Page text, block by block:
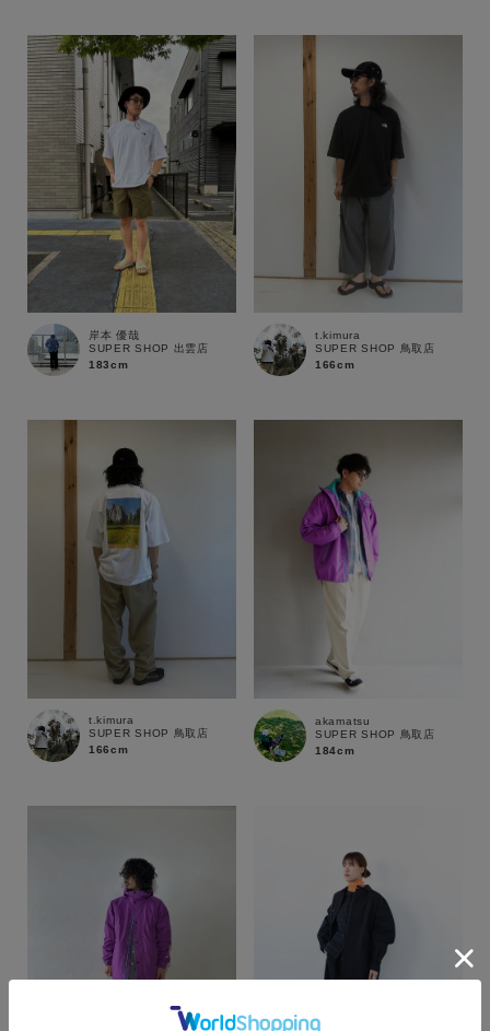
ブランド
岸本 優哉
SUPER SHOP 出雲店
183cm
t.kimura
SUPER SHOP 鳥取店
166cm
t.kimura
SUPER SHOP 鳥取店
166cm
akamatsu
SUPER SHOP 鳥取店
184cm